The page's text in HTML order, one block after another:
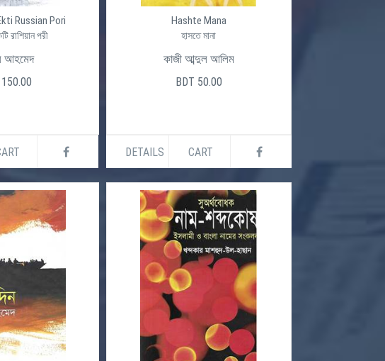
Russian Pori
রাশিয়ান পরী
আহমেদ
Hashte Mana
হাসতে মানা
কাজী আব্দুল আলিম
BDT 50.00
DETAILS CART